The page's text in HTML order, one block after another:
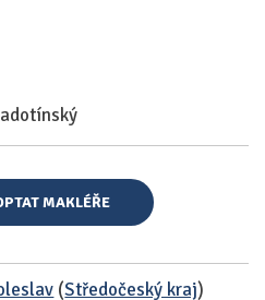
MAKLÉŘE
(Středočeský kraj)